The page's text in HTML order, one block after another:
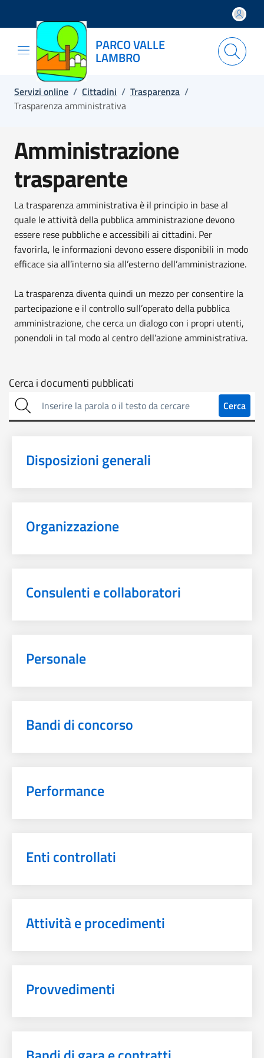
Salta e vai al contenuto
Salta e vai al footer
PARCO VALLE
LAMBRO
Servizi online / Cittadini / Trasparenza /
Trasparenza amministrativa
Amministrazione
trasparente
La trasparenza amministrativa è il principio in base al
quale le attività della pubblica amministrazione devono
essere rese pubbliche e accessibili ai cittadini. Per
favorirla, le informazioni devono essere disponibili in modo
efficace sia all’interno sia all’esterno dell’amministrazione.
La trasparenza diventa quindi un mezzo per consentire la
partecipazione e il controllo sull’operato della pubblica
amministrazione, che cerca un dialogo con i propri utenti,
ponendoli in tal modo al centro dell’azione amministrativa.
Cerca
sulla
Cerca i documenti pubblicati
Cerca
Disposizioni generali
Organizzazione
Consulenti e collaboratori
Personale
Bandi di concorso
Performance
Enti controllati
Attività e procedimenti
Provvedimenti